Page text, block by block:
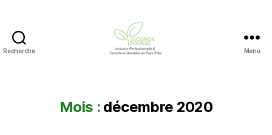
Recherche
Seconde
Pousse
Menu
Mois : décembre 2020